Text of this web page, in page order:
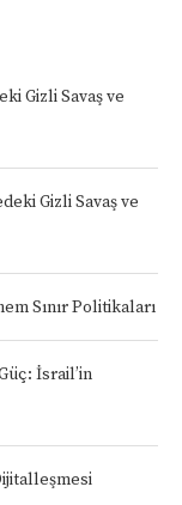
Gizli Savaş ve
Gizli Savaş ve
Sınır Politikaları
İsrail’in